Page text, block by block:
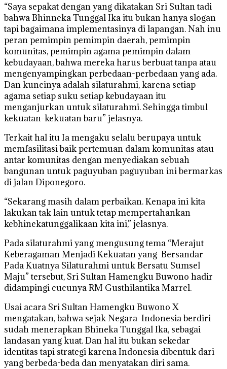
“Saya sepakat dengan yang dikatakan Sri Sultan tadi
bahwa Bhinneka Tunggal Ika itu bukan hanya slogan
tapi bagaimana implementasinya di lapangan. Nah inu
peran pemimpin pemimpin daerah, pemimpin
komunitas, pemimpin agama pemimpin dalam
kebudayaan, bahwa mereka harus berbuat tanpa atau
mengenyampingkan perbedaan-perbedaan yang ada.
Dan kuncinya adalah silaturahmi, karena setiap
agama setiap suku setiap kebudayaan itu
menganjurkan untuk silaturahmi. Sehingga timbul
kekuatan-kekuatan baru” jelasnya.
Terkait hal itu Ia mengaku selalu berupaya untuk
memfasilitasi baik pertemuan dalam komunitas atau
antar komunitas dengan menyediakan sebuah
bangunan untuk paguyuban paguyuban ini bermarkas
di jalan Diponegoro.
“Sekarang masih dalam perbaikan. Kenapa ini kita
lakukan tak lain untuk tetap mempertahankan
kebhinekatunggalikaan kita ini,” jelasnya.
Pada silaturahmi yang mengusung tema “Merajut
Keberagaman Menjadi Kekuatan yang Bersandar
Pada Kuatnya Silaturahmi untuk Bersatu Sumsel
Maju” tersebut, Sri Sultan Hamengku Buwono hadir
didampingi cucunya RM Gusthilantika Marrel.
Usai acara Sri Sultan Hamengku Buwono X
mengatakan, bahwa sejak Negara Indonesia berdiri
sudah menerapkan Bhineka Tunggal Ika, sebagai
landasan yang kuat. Dan hal itu bukan sekedar
identitas tapi strategi karena Indonesia dibentuk dari
yang berbeda-beda dan menyatakan diri sama.